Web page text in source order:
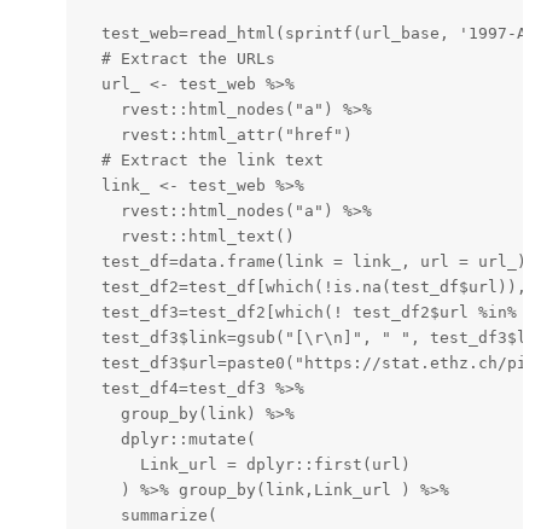
test_web=read_html(sprintf(url_base, '1997-
  # Extract the URLs
  url_ <- test_web %>%
    rvest::html_nodes("a") %>%
    rvest::html_attr("href")
  # Extract the link text
  link_ <- test_web %>%
    rvest::html_nodes("a") %>%
    rvest::html_text()
  test_df=data.frame(link = link_, url = url_)
  test_df2=test_df[which(!is.na(test_df$url)),]
test_df3=test_df2[which(! test_df2$url %in%
test_df3$link=gsub("[\r\n]", " ",
test_df3$url=paste0("https://stat.ethz.ch/
  test_df4=test_df3 %>%
    group_by(link) %>%
    dplyr::mutate(
      Link_url = dplyr::first(url)
    ) %>% group_by(link,Link_url ) %>%
    summarize(